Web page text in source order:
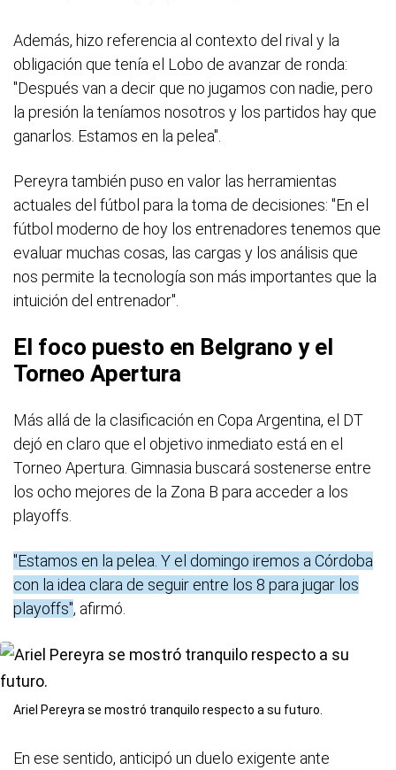
Además, hizo referencia al contexto del rival y la
obligación que tenía el Lobo de avanzar de ronda:
"Después van a decir que no jugamos con nadie, pero
la presión la teníamos nosotros y los partidos hay que
ganarlos. Estamos en la pelea".
Pereyra también puso en valor las herramientas
actuales del fútbol para la toma de decisiones: "En el
fútbol moderno de hoy los entrenadores tenemos que
evaluar muchas cosas, las cargas y los análisis que
nos permite la tecnología son más importantes que la
intuición del entrenador".
El foco puesto en Belgrano y el
Torneo Apertura
Más allá de la clasificación en Copa Argentina, el DT
dejó en claro que el objetivo inmediato está en el
Torneo Apertura. Gimnasia buscará sostenerse entre
los ocho mejores de la Zona B para acceder a los
playoffs.
"Estamos en la pelea. Y el domingo iremos a Córdoba
con la idea clara de seguir entre los 8 para jugar los
playoffs", afirmó.
Ariel Pereyra se mostró tranquilo respecto a su futuro.
En ese sentido, anticipó un duelo exigente ante